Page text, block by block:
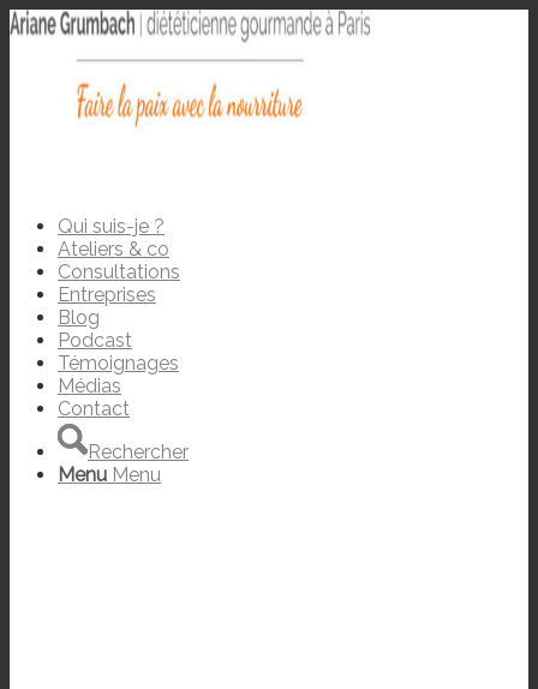
Qui suis-je ?
Ateliers & co
Consultations
Entreprises
Blog
Podcast
Témoignages
Médias
Contact
Rechercher
Menu Menu